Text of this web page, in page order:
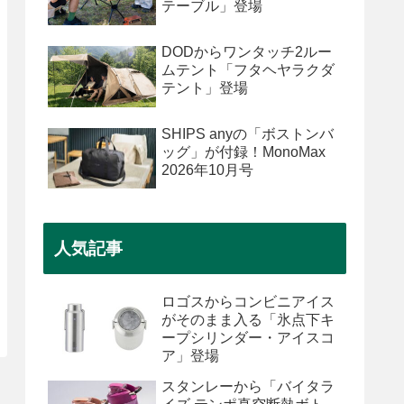
テーブル」登場
DODからワンタッチ2ルー
ムテント「フタヘヤラクダ
テント」登場
SHIPS anyの「ボストンバ
ッグ」が付録！MonoMax
2026年10月号
人気記事
ロゴスからコンビニアイス
がそのまま入る「氷点下キ
ープシリンダー・アイスコ
ア」登場
スタンレーから「バイタラ